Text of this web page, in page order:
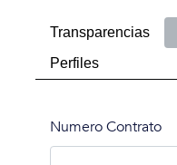
Transparencias
Perfiles
Numero Contrato